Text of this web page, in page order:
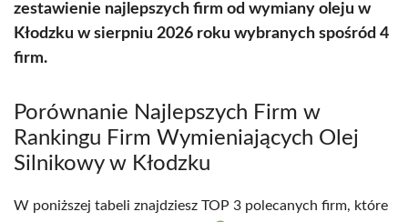
zestawienie najlepszych firm od wymiany oleju w
Kłodzku w sierpniu 2026 roku wybranych spośród 4
firm.
Porównanie Najlepszych Firm w
Rankingu Firm Wymieniających Olej
Silnikowy w Kłodzku
W poniższej tabeli znajdziesz TOP 3 polecanych firm, które